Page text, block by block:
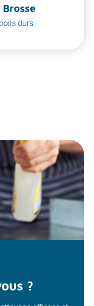
Brosse
durs
?